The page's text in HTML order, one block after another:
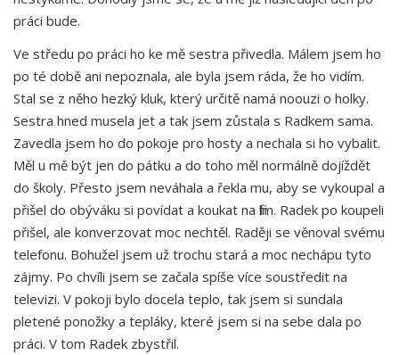
práci bude.
Ve středu po práci ho ke mě sestra přivedla. Málem jsem ho
po té době ani nepoznala, ale byla jsem ráda, že ho vidím.
Stal se z něho hezký kluk, který určitě namá noouzi o holky.
Sestra hned musela jet a tak jsem zůstala s Radkem sama.
Zavedla jsem ho do pokoje pro hosty a nechala si ho vybalit.
Měl u mě být jen do pátku a do toho měl normálně dojíždět
do školy. Přesto jsem neváhala a řekla mu, aby se vykoupal a
přišel do obýváku si povídat a koukat na film. Radek po koupeli
přišel, ale konverzovat moc nechtěl. Raději se věnoval svému
telefonu. Bohužel jsem už trochu stará a moc nechápu tyto
zájmy. Po chvíli jsem se začala spíše více soustředit na
televizi. V pokoji bylo docela teplo, tak jsem si sundala
pletené ponožky a tepláky, které jsem si na sebe dala po
práci. V tom Radek zbystřil.